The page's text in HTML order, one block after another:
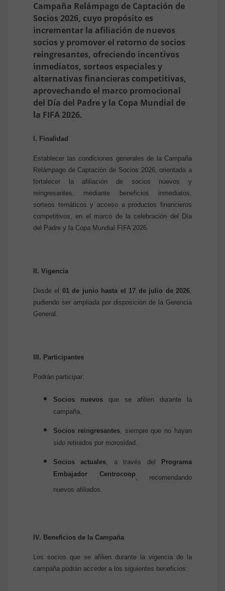
Campaña Relámpago de Captación de
Socios 2026, cuyo propósito es
incrementar la afiliación de nuevos
socios y promover el retorno de socios
reingresantes, ofreciendo incentivos
inmediatos, sorteos especiales y
alternativas financieras competitivas,
aprovechando el marco promocional
del Día del Padre y la Copa Mundial de
la FIFA 2026.
I. Finalidad
Establecer las condiciones generales de la Campaña
Relámpago de Captación de Socios 2026, orientada a
fortalecer la afiliación de socios nuevos y
reingresantes, mediante beneficios inmediatos,
sorteos temáticos y acceso a productos financieros
competitivos, en el marco de la celebración del Día
del Padre y la Copa Mundial FIFA 2026.
II. Vigencia
Desde el 01 de junio hasta el 17 de julio de 2026,
pudiendo ser ampliada por disposición de la Gerencia
General.
III. Participantes
Podrán participar:
Socios nuevos que se afilien durante la
campaña.
Socios reingresantes, siempre que no hayan
sido retirados por morosidad.
Socios actuales, a través del Programa
Embajador Centrocoop, recomendando
nuevos afiliados.
IV. Beneficios de la Campaña
Los socios que se afilien durante la vigencia de la
campaña podrán acceder a los siguientes beneficios: